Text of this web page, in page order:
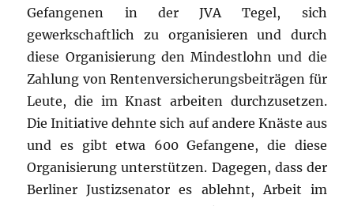
Gefangenen in der JVA Tegel, sich
gewerkschaftlich zu organisieren und durch
diese Organisierung den Mindestlohn und die
Zahlung von Rentenversicherungsbeiträgen für
Leute, die im Knast arbeiten durchzusetzen.
Die Initiative dehnte sich auf andere Knäste aus
und es gibt etwa 600 Gefangene, die diese
Organisierung unterstützen. Dagegen, dass der
Berliner Justizsenator es ablehnt, Arbeit im